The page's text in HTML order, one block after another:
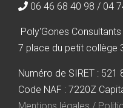
06 46 68 40 98 / 04
Poly'Gones Consultants
7 place du petit collège
Numéro de SIRET : 521
Code NAF : 7220Z